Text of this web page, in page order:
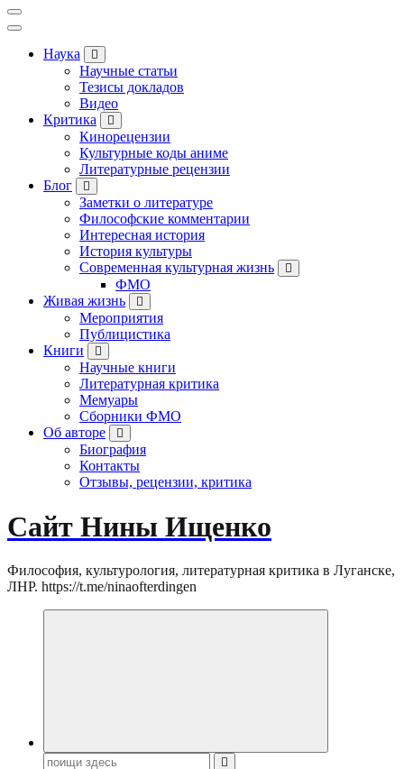
Наука
Научные статьи
Тезисы докладов
Видео
Критика
Кинорецензии
Культурные коды аниме
Литературные рецензии
Блог
Заметки о литературе
Философские комментарии
Интересная история
История культуры
Современная культурная жизнь
ФМО
Живая жизнь
Мероприятия
Публицистика
Книги
Научные книги
Литературная критика
Мемуары
Сборники ФМО
Об авторе
Биография
Контакты
Отзывы, рецензии, критика
Сайт Нины Ищенко
Философия, культурология, литературная критика в Луганске,
ЛНР. https://t.me/ninaofterdingen
Поиск: